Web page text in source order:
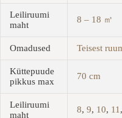
Leiliruumi
maht
8 – 18 ㎥
Omadused Teisest
Küttepuude
pikkus max
70 cm
Leiliruumi
maht
8, 9, 10, 11 ,